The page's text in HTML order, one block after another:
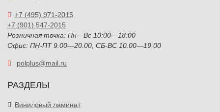
+7 (495) 971-2015
+7 (901) 547-2015
Розничная точка: Пн—Вс 10:00—18:00
Офис: ПН-ПТ 9.00—20.00, СБ-ВС 10.00—19.00
polplus@mail.ru
РАЗДЕЛЫ
Виниловый ламинат